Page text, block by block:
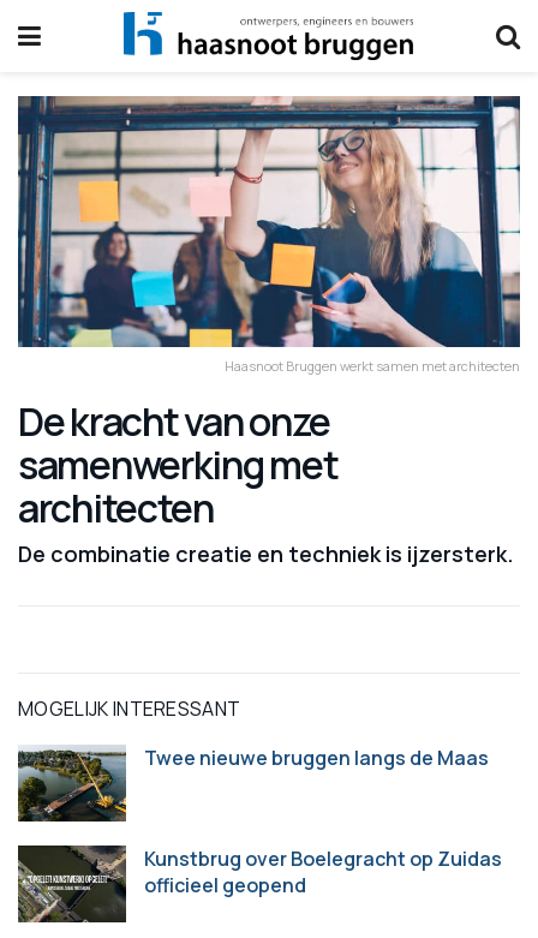
Haasnoot Bruggen werkt samen met architecten
De kracht van onze
samenwerking met
architecten
De combinatie creatie en techniek is ijzersterk.
MOGELIJK INTERESSANT
Twee nieuwe bruggen langs de Maas
Kunstbrug over Boelegracht op Zuidas
officieel geopend